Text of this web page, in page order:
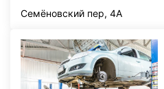
Семёновский пер, 4А